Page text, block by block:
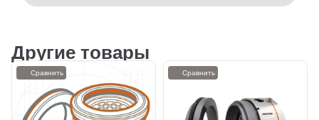
Другие товары
Сравнить Сравнить